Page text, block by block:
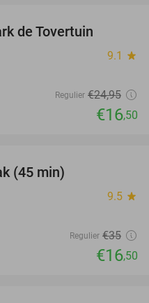
de Tovertuin
9.1 star
Regulier €24,95
€16,50
(45 min)
9.5 star
Regulier €35
€16,50